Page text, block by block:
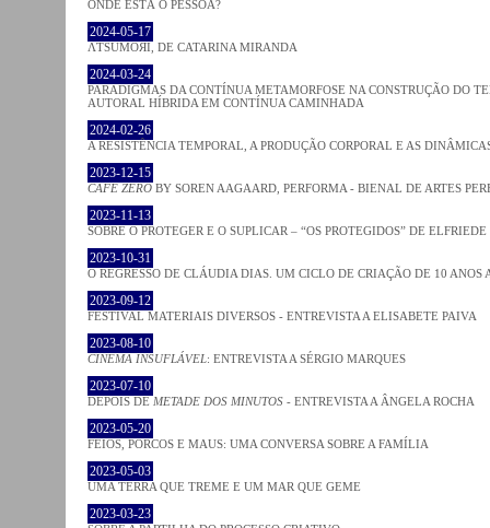
ONDE ESTÁ O PESSOA?
2024-05-17
ΛƬSUMOЯI, DE CATARINA MIRANDA
2024-03-24
PARADIGMAS DA CONTÍNUA METAMORFOSE NA CONSTRUÇÃO DO
AUTORAL HÍBRIDA EM CONTÍNUA CAMINHADA
2024-02-26
A RESISTÊNCIA TEMPORAL, A PRODUÇÃO CORPORAL E AS
2023-12-15
CAFE ZERO BY SOREN AAGAARD, PERFORMA - BIENAL DE ARTES
2023-11-13
SOBRE O PROTEGER E O SUPLICAR – “OS PROTEGIDOS” DE
2023-10-31
O REGRESSO DE CLÁUDIA DIAS. UM CICLO DE CRIAÇÃO DE 10
2023-09-12
FESTIVAL MATERIAIS DIVERSOS - ENTREVISTA A ELISABETE PAIVA
2023-08-10
CINEMA INSUFLÁVEL: ENTREVISTA A SÉRGIO MARQUES
2023-07-10
DEPOIS DE METADE DOS MINUTOS - ENTREVISTA A ÂNGELA ROCHA
2023-05-20
FEIOS, PORCOS E MAUS: UMA CONVERSA SOBRE A FAMÍLIA
2023-05-03
UMA TERRA QUE TREME E UM MAR QUE GEME
2023-03-23